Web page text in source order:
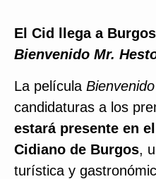
El Cid llega a
Bienvenido Mr.
La película
candidaturas a los
estará presente en
Cidiano de Burgos,
turística y